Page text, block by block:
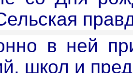
в ней
школ и